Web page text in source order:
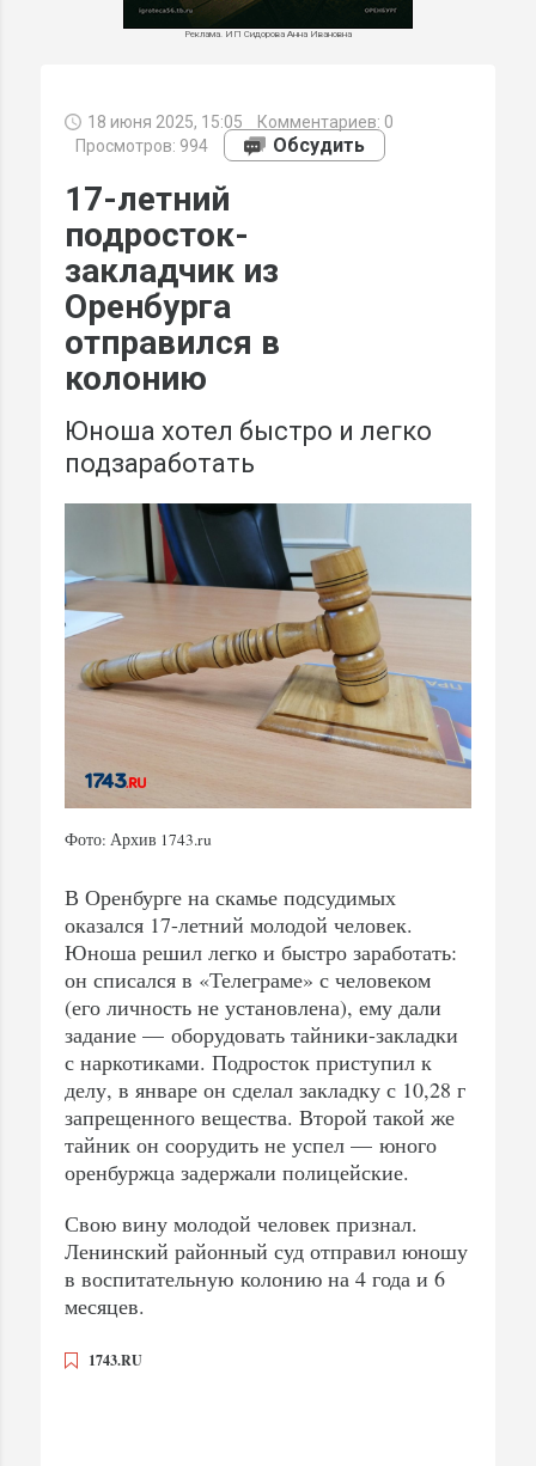
Реклама. ИП Сидорова Анна Ивановна
18 июня 2025, 15:05 Комментариев: 0
Просмотров: 994
Обсудить
17-летний
подросток-
закладчик из
Оренбурга
отправился в
колонию
Юноша хотел быстро и легко
подзаработать
Фото: Архив 1743.ru
В Оренбурге на скамье подсудимых
оказался 17-летний молодой человек.
Юноша решил легко и быстро заработать:
он списался в «Телеграме» с человеком
(его личность не установлена), ему дали
задание — оборудовать тайники-закладки
с наркотиками. Подросток приступил к
делу, в январе он сделал закладку с 10,28 г
запрещенного вещества. Второй такой же
тайник он соорудить не успел — юного
оренбуржца задержали полицейские.
Свою вину молодой человек признал.
Ленинский районный суд отправил юношу
в воспитательную колонию на 4 года и 6
месяцев.
1743.RU